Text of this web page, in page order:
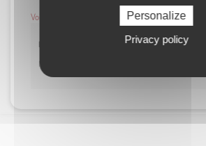
Voir plus
Réponse
Merci de toute l'équipe pour votre commentaire
Personalize
Privacy policy